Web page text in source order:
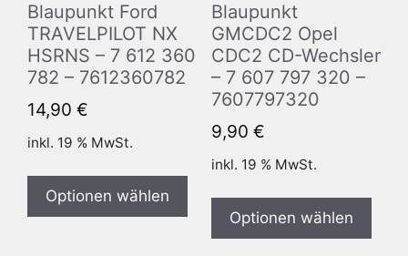
Blaupunkt Ford
TRAVELPILOT NX
HSRNS – 7 612 360
782 – 7612360782
14,90 €
inkl. 19 % MwSt.
Optionen wählen
Blaupunkt
GMCDC2 Opel
CDC2 CD-Wechsler
– 7 607 797 320 –
7607797320
9,90 €
inkl. 19 % MwSt.
Optionen wählen